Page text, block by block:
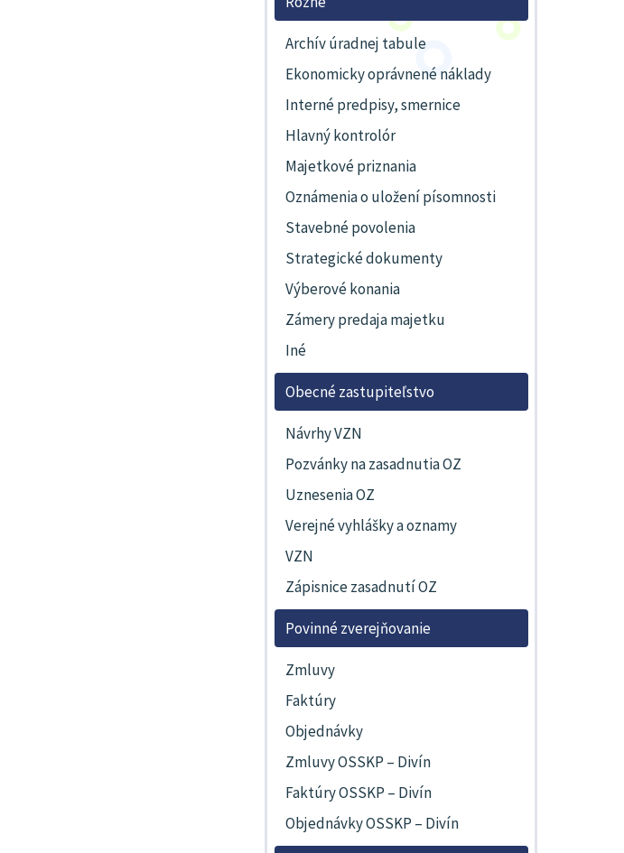
Archív úradnej tabule
Ekonomicky oprávnené náklady
Interné predpisy, smernice
Hlavný kontrolór
Majetkové priznania
Oznámenia o uložení písomnosti
Stavebné povolenia
Strategické dokumenty
Výberové konania
Zámery predaja majetku
Iné
Obecné zastupiteľstvo
Návrhy VZN
Pozvánky na zasadnutia OZ
Uznesenia OZ
Verejné vyhlášky a oznamy
VZN
Zápisnice zasadnutí OZ
Povinné zverejňovanie
Zmluvy
Faktúry
Objednávky
Zmluvy OSSKP – Divín
Faktúry OSSKP – Divín
Objednávky OSSKP – Divín